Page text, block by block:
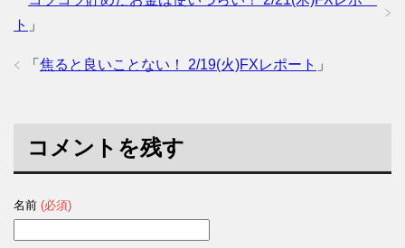
ト 」
「 焦ると良いことない！ 2/19(火)FXレポート 」
コメントを残す
名前 (必須)